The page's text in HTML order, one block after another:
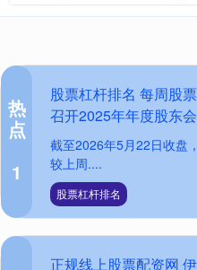
热
点
1
股票杠杆排名 每周股
召开2025年年度股东会
截至2026年5月22日收盘
较上周....
股票杠杆排名
正规线上股票配资网